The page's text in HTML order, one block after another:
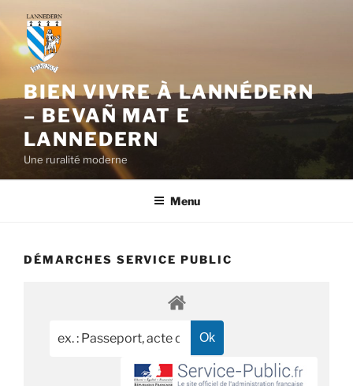
contenu
principal
BIEN VIVRE À LANNÉDERN
– BEVAÑ MAT E
LANNEDERN
Une ruralité moderne
Menu
DÉMARCHES SERVICE PUBLIC